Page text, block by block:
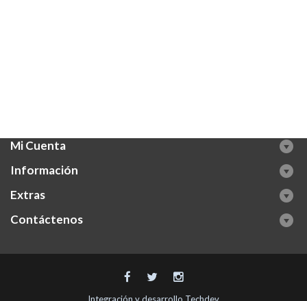
Mi Cuenta
Información
Extras
Contáctenos